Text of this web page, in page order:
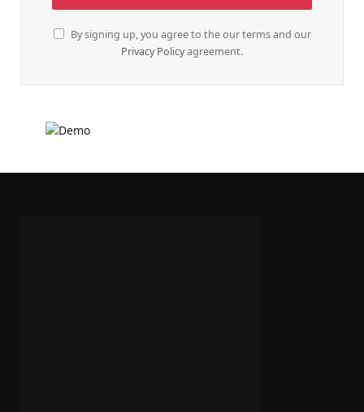
By signing up, you agree to the our terms and our
Privacy Policyagreement.